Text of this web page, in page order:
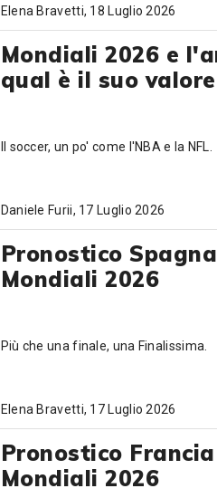
Elena Bravetti, 18 Luglio 2026
Mondiali 2026 e
qual è il suo
Il soccer, un po' come l'NBA e la NFL.
Daniele Furii, 17 Luglio 2026
Pronostico
Mondiali 2026
Più che una finale, una Finalissima.
Elena Bravetti, 17 Luglio 2026
Pronostico
Mondiali 2026